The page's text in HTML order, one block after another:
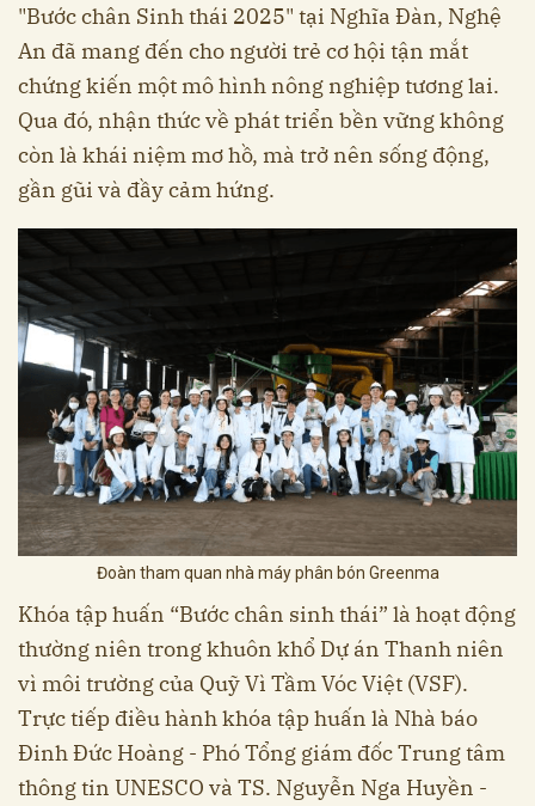
"Bước chân Sinh thái 2025" tại Nghĩa Đàn, Nghệ
An đã mang đến cho người trẻ cơ hội tận mắt
chứng kiến một mô hình nông nghiệp tương lai.
Qua đó, nhận thức về phát triển bền vững không
còn là khái niệm mơ hồ, mà trở nên sống động,
gần gũi và đầy cảm hứng.
Đoàn tham quan nhà máy phân bón Greenma
Khóa tập huấn “Bước chân sinh thái” là hoạt động
thường niên trong khuôn khổ Dự án Thanh niên
vì môi trường của Quỹ Vì Tầm Vóc Việt (VSF).
Trực tiếp điều hành khóa tập huấn là Nhà báo
Đinh Đức Hoàng - Phó Tổng giám đốc Trung tâm
thông tin UNESCO và TS. Nguyễn Nga Huyền -